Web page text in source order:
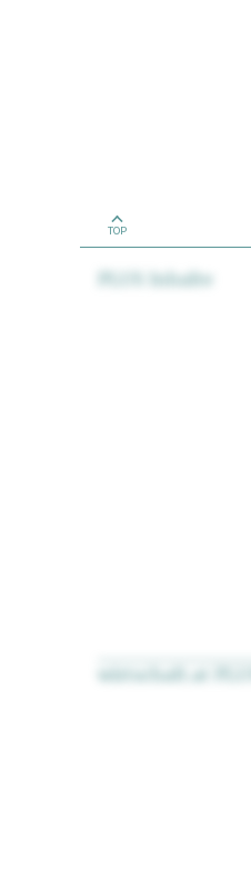
TOP
PLUS Inhalte
wirtschaft.at PLUS